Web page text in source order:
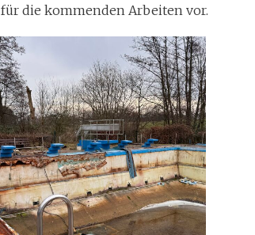
die kommenden Arbeiten vor.